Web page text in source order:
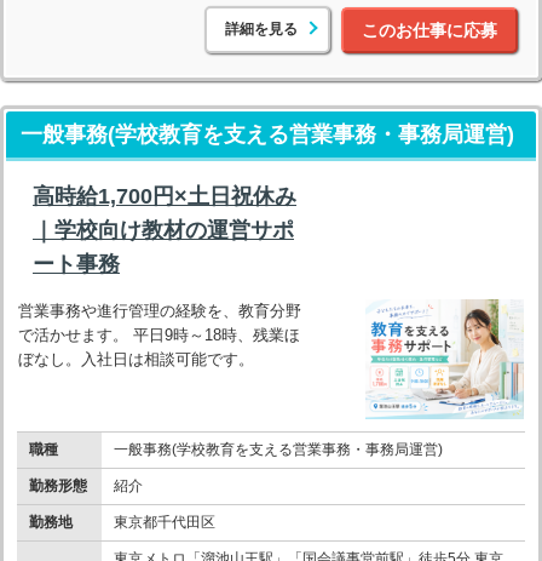
詳細を見る このお仕事に応募
一般事務(学校教育を支える営業事務・事務局運営)
高時給1,700円×土日祝休み
｜学校向け教材の運営サポ
ート事務
営業事務や進行管理の経験を、教育分野
で活かせます。 平日9時～18時、残業ほ
ぼなし。入社日は相談可能です。
職種 一般事務(学校教育を支える営業事務・事務局運営)
勤務形態 紹介
勤務地 東京都千代田区